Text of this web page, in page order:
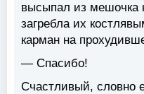
высыпал из мешочка
загребла их
карман на
— Спасибо!
Счастливый, словно